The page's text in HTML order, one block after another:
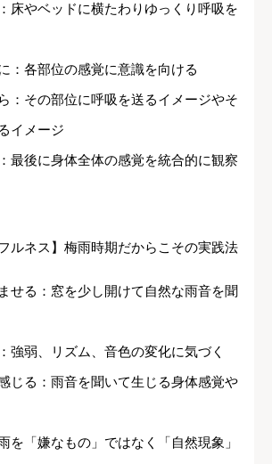
床やベッドに横たわりゆっくり呼吸を
：各部位の感覚に意識を向ける
：その部位に呼吸を送るイメージやそ
イメージ
最後に身体全体の感覚を統合的に観察
ルネス】梅雨時期だからこその実践法
せる：窓を少し開けて自然な雨音を聞
強弱、リズム、音色の変化に気づく
じる：雨音を聞いて生じる身体感覚や
「嫌なもの」ではなく「自然現象」